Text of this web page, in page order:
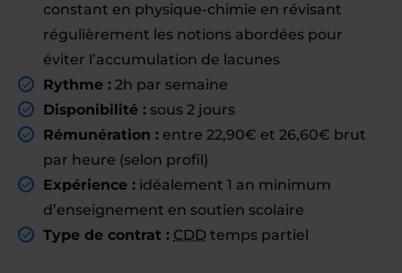
constant en physique-chimie en révisant
régulièrement les notions abordées pour
éviter l’accumulation de lacunes
Rythme : 2h par semaine
Disponibilité : sous 2 jours
Rémunération : entre 22,90€ et 26,60€ brut
par heure (selon profil)
Expérience : idéalement 1 an minimum
d’enseignement en soutien scolaire
Type de contrat : CDD temps partiel